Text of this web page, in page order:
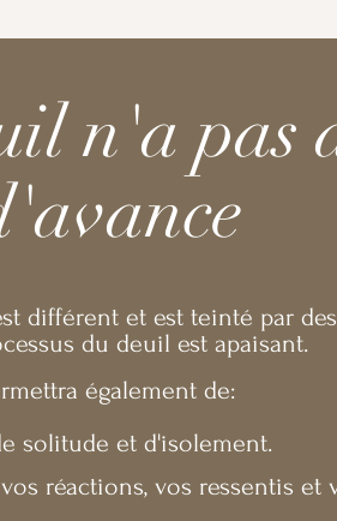
n'a pas
différent et est teinté par
du deuil est apaisant.
également de:
solitude et d'isolement.
réactions, vos ressentis